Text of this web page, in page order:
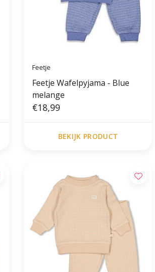
Feetje
Feetje Wafelpyjama - Blue
melange
€18,99
BEKIJK PRODUCT